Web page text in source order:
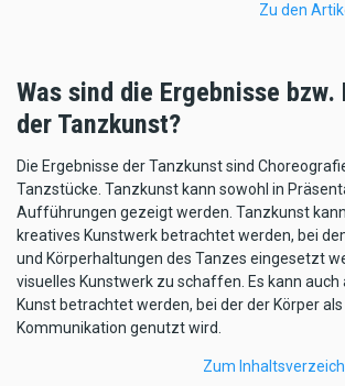
Zu den
Was sind die Ergebnisse bzw.
der Tanzkunst?
Die Ergebnisse der Tanzkunst sind
Tanzstücke. Tanzkunst kann sowohl in
Aufführungen gezeigt werden. Tanzkunst
kreatives Kunstwerk betrachtet werden, bei
und Körperhaltungen des Tanzes eingesetzt
visuelles Kunstwerk zu schaffen. Es kann
Kunst betrachtet werden, bei der der Körper
Kommunikation genutzt wird.
Zum